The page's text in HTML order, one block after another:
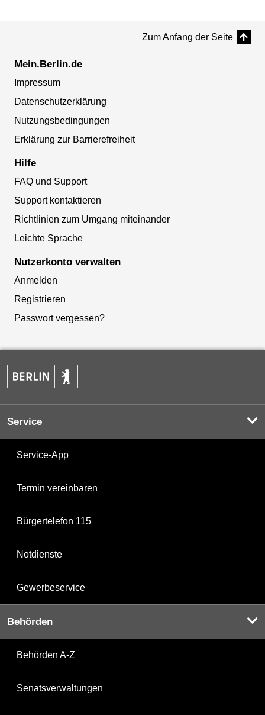
Zum Anfang der Seite
Mein.Berlin.de
Impressum
Datenschutzerklärung
Nutzungsbedingungen
Erklärung zur Barrierefreiheit
Hilfe
FAQ und Support
Support kontaktieren
Richtlinien zum Umgang miteinander
Leichte Sprache
Nutzerkonto verwalten
Anmelden
Registrieren
Passwort vergessen?
Service
Service-App
Termin vereinbaren
Bürgertelefon 115
Notdienste
Gewerbeservice
Behörden
Behörden A-Z
Senatsverwaltungen